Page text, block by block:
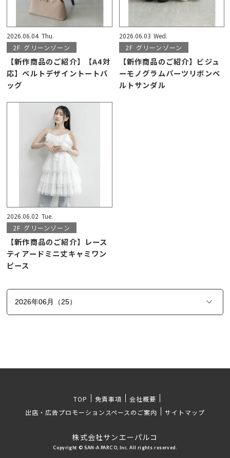
2026.06.04 Thu.
2F グリーンゾーン
【新作商品のご紹介】【A4対
応】ベルトデザイントートバ
ッグ
2026.06.03 Wed.
2F グリーンゾーン
【新作商品のご紹介】ビジュ
ーモノグラムパーツリボンベ
ルトサンダル
2026.06.02 Tue.
2F グリーンゾーン
【新作商品のご紹介】レース
ティアードミニ丈キャミワン
ピース
TOP 免責事項
会社概要
出店・広告プロモーションスペースのご案内
サイトマップ
株式会社サンエーパルコ
Copyright © SAN-A PARCO, Inc. All rights reserved.